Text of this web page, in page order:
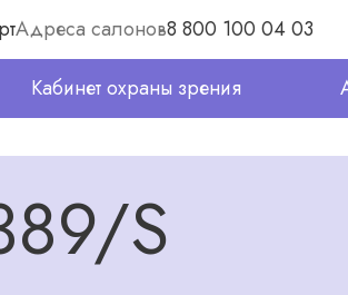
Адреса салонов8 800 100 04 03
Кабинет охраны зрения
S